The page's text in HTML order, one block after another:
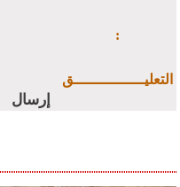
:
التعليــــــــــــــــق